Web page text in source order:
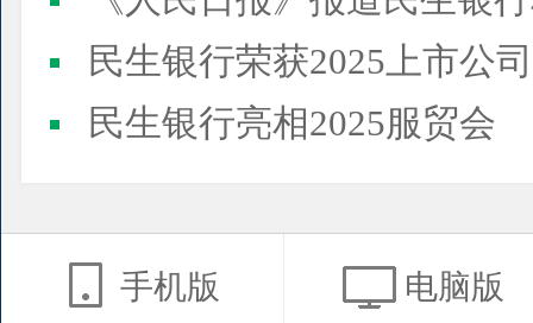
民生银行荣获2025上市公司董事会最佳实践案例、上市公
民生银行亮相2025服贸会
手机版 电脑版